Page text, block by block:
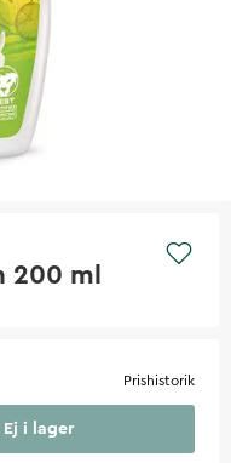
200 ml
Prishistorik
Ej i lager